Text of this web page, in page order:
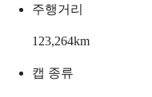
주행거리
123,264km
캡 종류